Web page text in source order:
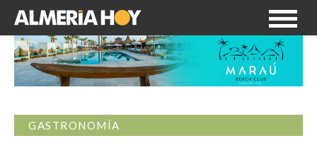
GASTRONOMÍA